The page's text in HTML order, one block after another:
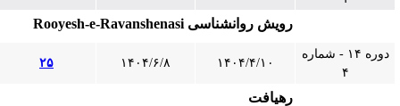
رویش روانشناسی Rooyesh-e-Ravanshenasi
دوره ۱۴ - شماره
۱۴۰۴/۴/۱۰ ۱۴۰۴/۶/۸ ۲۵
رهیافت